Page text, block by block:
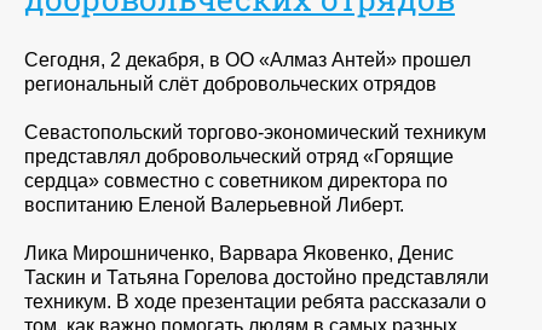
Сегодня, 2 декабря, в ОО «Алмаз Антей» прошел
региональный слёт добровольческих отрядов
Севастопольский торгово-экономический техникум
представлял добровольческий отряд «Горящие
сердца» совместно с советником директора по
воспитанию Еленой Валерьевной Либерт.
Лика Мирошниченко, Варвара Яковенко, Денис
Таскин и Татьяна Горелова достойно представляли
техникум. В ходе презентации ребята рассказали о
том, как важно помогать людям в самых разных